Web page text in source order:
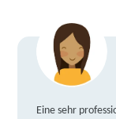
Eine sehr